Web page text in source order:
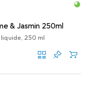
& Jasmin 250ml
250 ml